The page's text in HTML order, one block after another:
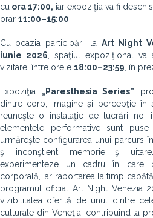
cu ora 17:00, iar expoziţia va fi
orar 11:00–15:00
Cu ocazia participării la Art Night
iunie 2026 , spaţiul expoziţional
vizitare, între orele 18:00–23:59 , în
Expoziţia „Paresthesia Series”
dintre corp, imagine şi percepţie în
reuneşte o instalaţie de lucrări noi
elementele performative sunt
urmăreşte configurarea unui parcurs
şi inconştient, memorie şi
experimenteze un cadru în care
corporală, iar raportarea la timp
programul oficial Art Night Venezia
vizibilitatea oferită de unul dintre
culturale din Veneţia, contribuind la